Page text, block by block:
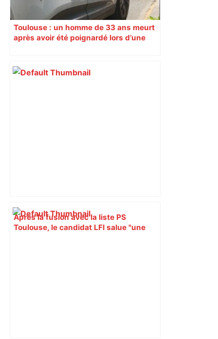
Toulouse : un homme de 33 ans meurt
après avoir été poignardé lors d’une
Après la fusion avec la liste PS
Toulouse, le candidat LFI salue "une